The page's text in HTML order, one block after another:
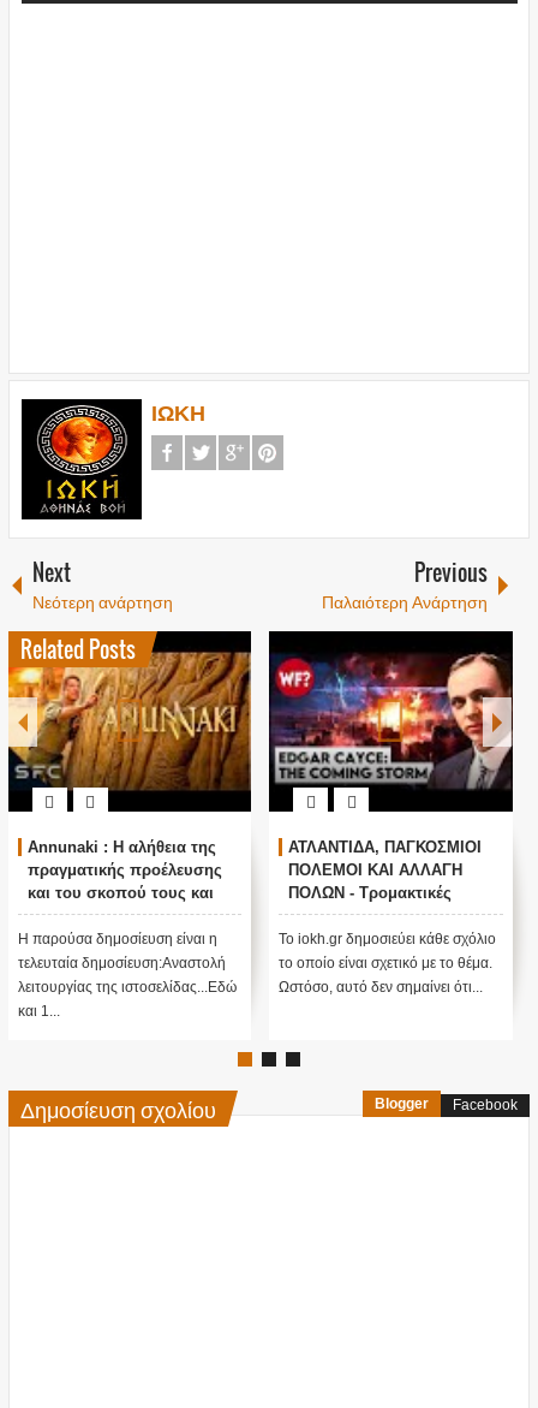
ΙΩΚΗ
Next
Νεότερη ανάρτηση
Previous
Παλαιότερη Ανάρτηση
Related Posts
Annunaki : Η αλήθεια της
πραγματικής προέλευσης
και του σκοπού τους και
αναστολή λειτουργίας μας
....
Η παρούσα δημοσίευση είναι η
τελευταία δημοσίευση:Αναστολή
λειτουργίας της ιστοσελίδας...Εδώ
και 1...
ΑΤΛΑΝΤΙΔΑ, ΠΑΓΚΟΣΜΙΟΙ
ΠΟΛΕΜΟΙ ΚΑΙ ΑΛΛΑΓΗ
ΠΟΛΩΝ - Τρομακτικές
προβλέψεις του Edgar
Cayce (Video)
Το iokh.gr δημοσιεύει κάθε σχόλιο
το οποίο είναι σχετικό με το θέμα.
Ωστόσο, αυτό δεν σημαίνει ότι...
Δημοσίευση σχολίου Blogger Facebook